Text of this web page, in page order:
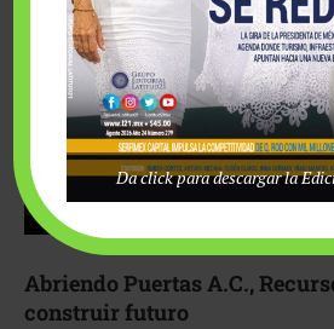
Abriendo Puertas A.C.,
construir futuro
Da click para descargar la